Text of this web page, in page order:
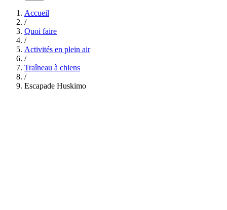
Accueil
/
Quoi faire
/
Activités en plein air
/
Traîneau à chiens
/
Escapade Huskimo